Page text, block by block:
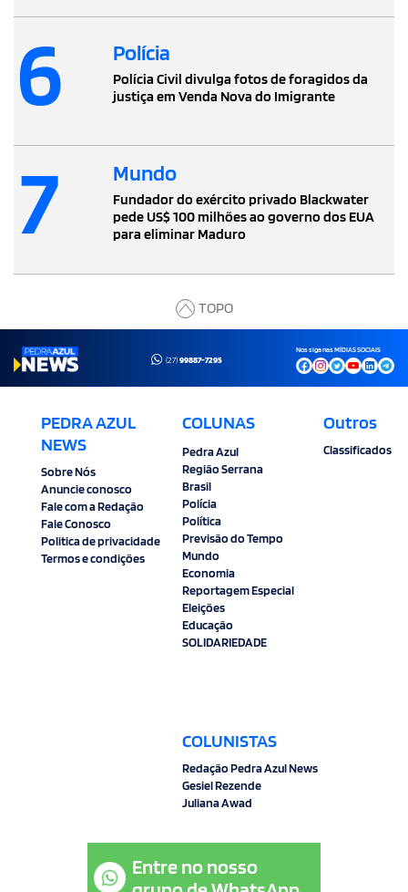
6 Polícia
Polícia Civil divulga fotos de foragidos da
justiça em Venda Nova do Imigrante
7 Mundo
Fundador do exército privado Blackwater
pede US$ 100 milhões ao governo dos EUA
para eliminar Maduro
TOPO
(27)99887-7295
Nos siga nas MÍDIAS SOCIAIS
PEDRA AZUL
NEWS
Sobre Nós
Anuncie conosco
Fale com a Redação
Fale Conosco
Politica de privacidade
Termos e condições
COLUNAS
Pedra Azul
Região Serrana
Brasil
Polícia
Política
Previsão do Tempo
Mundo
Economia
Reportagem Especial
Eleições
Educação
SOLIDARIEDADE
COLUNISTAS
Redação Pedra Azul News
Gesiel Rezende
Juliana Awad
Outros
Classificados
Entre no nosso